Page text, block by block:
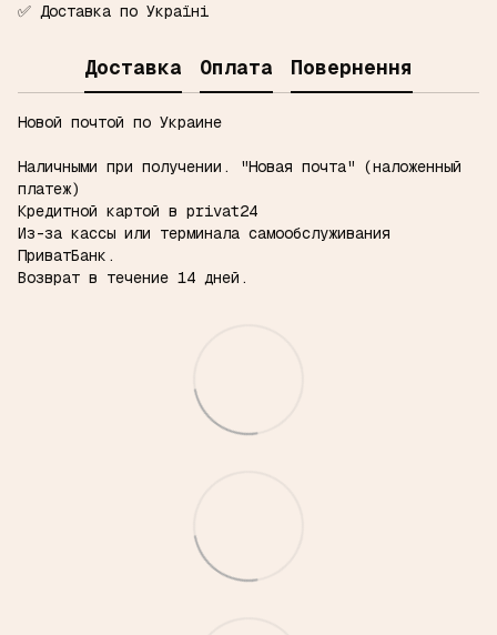
✅ Доставка по Україні
Доставка Оплата Повернення
Новой почтой по Украине
Наличными при получении.
"Новая почта" (наложенный
платеж)
Кредитной картой в privat24
Из-за кассы или терминала самообслуживания
ПриватБанк.
Возврат в течение 14 дней.